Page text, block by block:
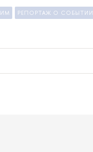
РЕПОРТАЖ О СОБЫТИИ